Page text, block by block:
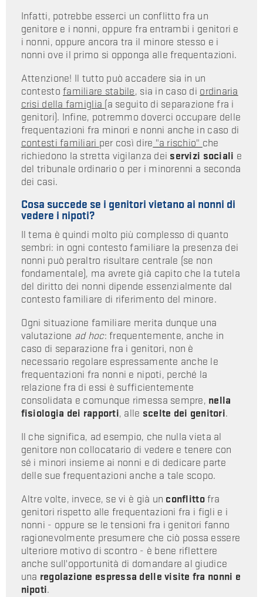
Infatti, potrebbe esserci un conflitto fra un
genitore e i nonni, oppure fra entrambi i genitori e
i nonni, oppure ancora tra il minore stesso e i
nonni ove il primo si opponga alle frequentazioni.
Attenzione! Il tutto può accadere sia in un
contestofamiliare stabile, sia in caso di ordinaria
crisi della famiglia (a seguito di separazione fra i
genitori). Infine, potremmo doverci occupare delle
frequentazioni fra minori e nonni anche in caso di
contesti familiari per così dire "a rischio" che
richiedono la stretta vigilanza dei servizi sociali e
del tribunale ordinario o per i minorenni a seconda
dei casi.
Cosa succede se i genitori vietano ai nonni di
vedere i nipoti?
Il tema è quindi molto più complesso di quanto
sembri: in ogni contesto familiare la presenza dei
nonni può peraltro risultare centrale (se non
fondamentale), ma avrete già capito che la tutela
del diritto dei nonni dipende essenzialmente dal
contesto familiare di riferimento del minore.
Ogni situazione familiare merita dunque una
valutazione ad hoc: frequentemente, anche in
caso di separazione fra i genitori, non è
necessario regolare espressamente anche le
frequentazioni fra nonni e nipoti, perché la
relazione fra di essi è sufficientemente
consolidata e comunque rimessa sempre, nella
fisiologia dei rapporti, alle scelte dei genitori.
Il che significa, ad esempio, che nulla vieta al
genitore non collocatario di vedere e tenere con
sé i minori insieme ai nonni e di dedicare parte
delle sue frequentazioni anche a tale scopo.
Altre volte, invece, se vi è già un conflittofra
genitori rispetto alle frequentazioni fra i figli e i
nonni - oppure se le tensioni fra i genitori fanno
ragionevolmente presumere che ciò possa essere
ulteriore motivo di scontro - è bene riflettere
anche sull'opportunità di domandare al giudice
una regolazione espressa delle visite fra nonni e
nipoti.